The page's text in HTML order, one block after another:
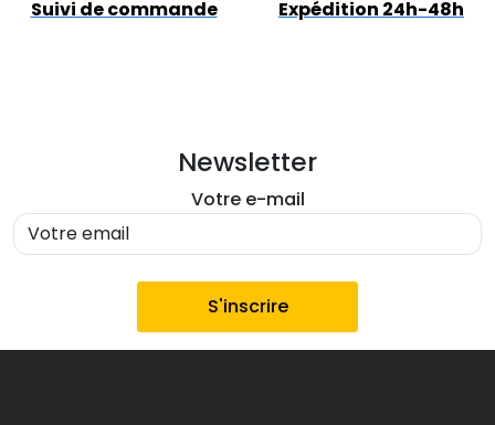
Suivi de commande Expédition 24h-48h
Newsletter
Votre e-mail